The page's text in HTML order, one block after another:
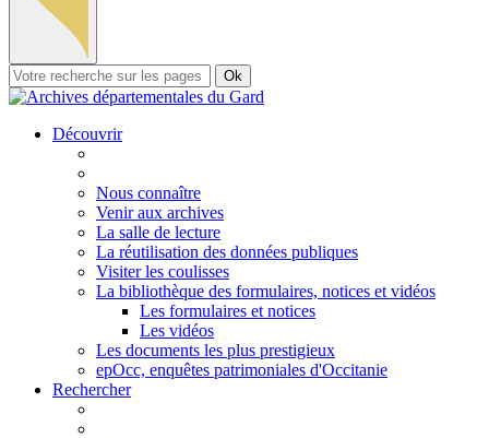
Ok
Découvrir
Nous connaître
Venir aux archives
La salle de lecture
La réutilisation des données publiques
Visiter les coulisses
La bibliothèque des formulaires, notices et vidéos
Les formulaires et notices
Les vidéos
Les documents les plus prestigieux
epOcc, enquêtes patrimoniales d'Occitanie
Rechercher